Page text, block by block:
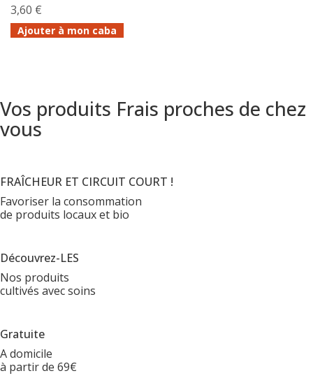
3,60 €
Ajouter à mon caba
Vos produits Frais proches de chez
vous
FRAÎCHEUR ET CIRCUIT COURT !
Favoriser la consommation
de produits locaux et bio
Découvrez-LES
Nos produits
cultivés avec soins
Gratuite
A domicile
à partir de 69€